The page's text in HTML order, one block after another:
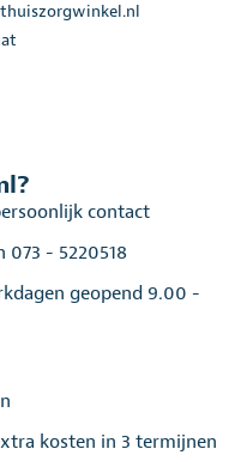
contact
073 - 5220518
geopend 9.00 -
kosten in 3 termijnen